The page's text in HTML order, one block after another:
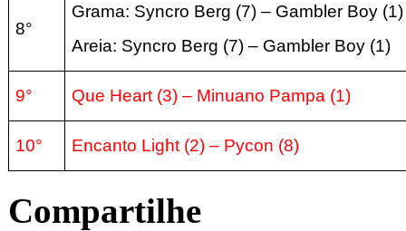
8°
Grama: Syncro Berg (7) – Gambler Boy (1)
Areia: Syncro Berg (7) – Gambler Boy (1)
9° Que Heart (3) – Minuano Pampa (1)
10° Encanto Light (2) – Pycon (8)
Compartilhe